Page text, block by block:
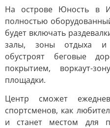
На острове Юность в
полностью
будет включать
залы, зоны отдыха и
обустроят беговые
покрытием, воркаут-
площадки.
Центр сможет
спортсменов, как
и станет местом для